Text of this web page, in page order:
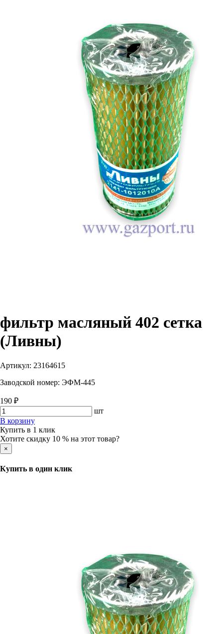
фильтр масляный 402 сетка
(Ливны)
Артикул: 23164615
Заводской номер: ЭФМ-445
190 ₽
шт
В корзину
Купить в 1 клик
Хотите скидку 10 % на этот товар?
×
Купить в один клик